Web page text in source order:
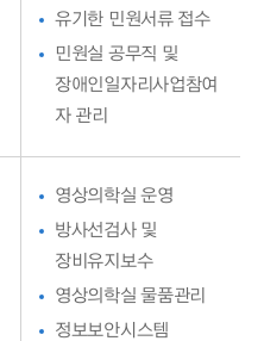
유기한 민원서류 접수
민원실 공무직 및
장애인일자리사업참여
자 관리
영상의학실 운영
방사선검사 및
장비유지보수
영상의학실 물품관리
정보보안시스템